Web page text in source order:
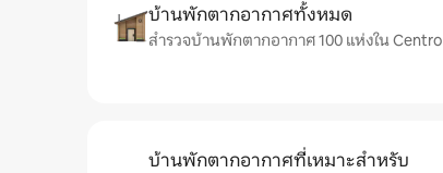
บ้านพักตากอากาศทั้งหมด
สำรวจบ้านพักตากอากาศ 100 แห่งใน Centro
บ้านพักตากอากาศที่เหมาะสำหรับ